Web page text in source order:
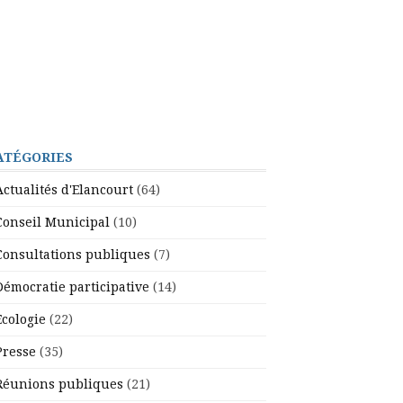
d'Elancourt (64)
Municipal (10)
publiques (7)
participative (14)
(22)
(35)
publiques (21)